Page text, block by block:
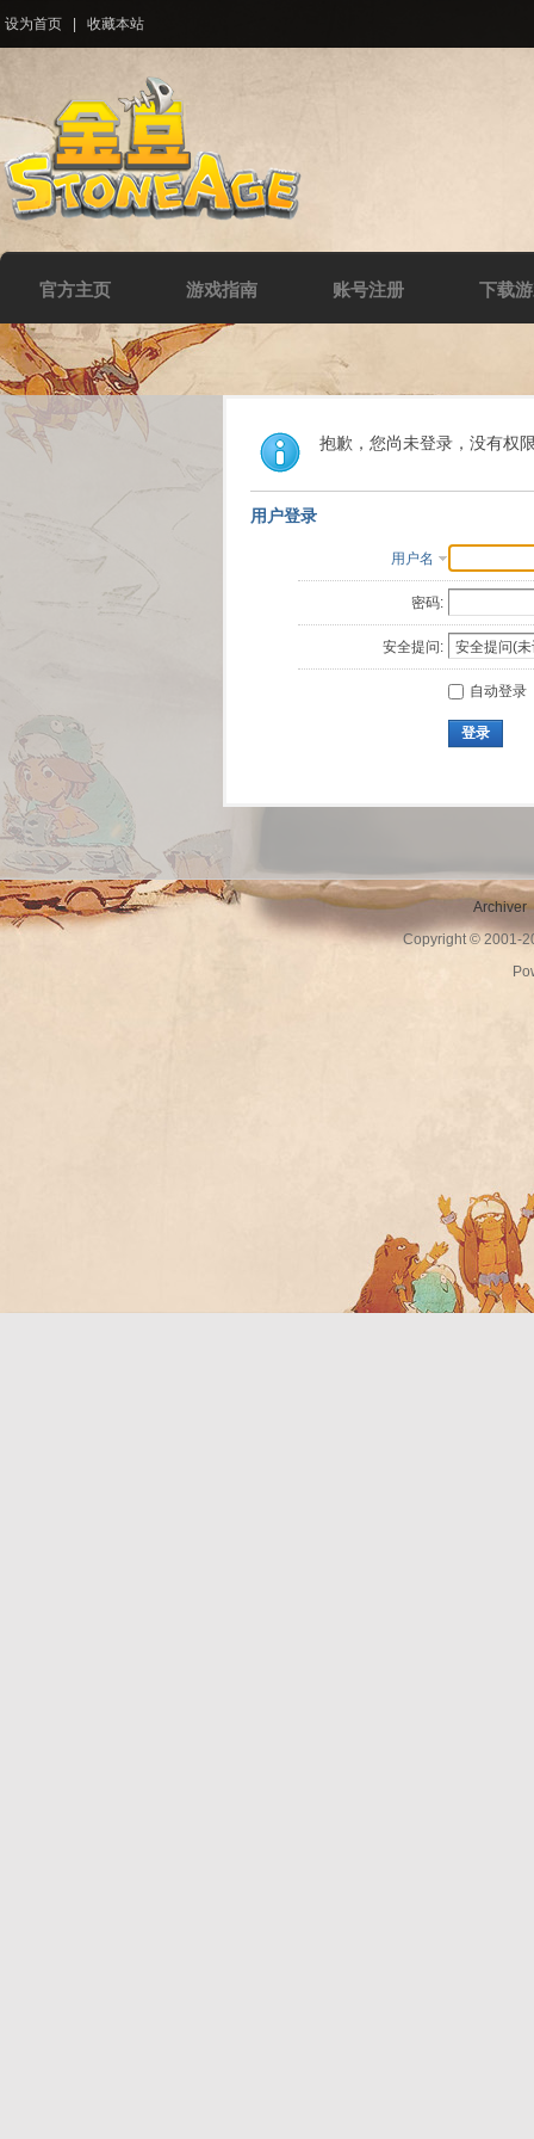
设为首页 收藏本站
官方主页 游戏指南 账号注册 下载
抱歉，您尚未登录，没有权
用户登录
用户名
密码:
安全提问:
自动登录
登录
Archiver
Copyright © 2001-